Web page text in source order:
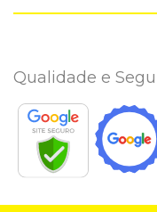
Qualidade e